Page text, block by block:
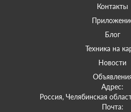
Контакты
Блог
Техника на
Новости
Адрес:
Россия, Челябинская
Почта: